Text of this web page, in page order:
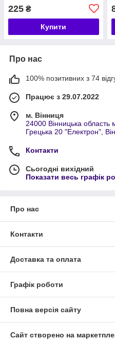
225 ₴
Купити
Про нас
100% позитивних з 74
Працює з 29.07.2022
м. Вінниця
24000 Вінницька область
Грецька 20 "Електрон",
Контакти
Сьогодні вихідний
Показати весь графік
Про нас
Контакти
Доставка та оплата
Графік роботи
Повна версія сайту
Сайт створено на